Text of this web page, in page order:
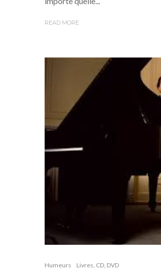
READ MORE
Humeurs Livres, CD, DVD